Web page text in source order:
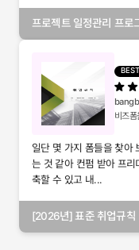
프로젝트 일정관리 프로
BEST
비즈
일단 몇 가지 폼들을 찾아
는 것 같아 컨펌 받아 프
축할 수 있고 내...
[2026년] 표준 취업규칙